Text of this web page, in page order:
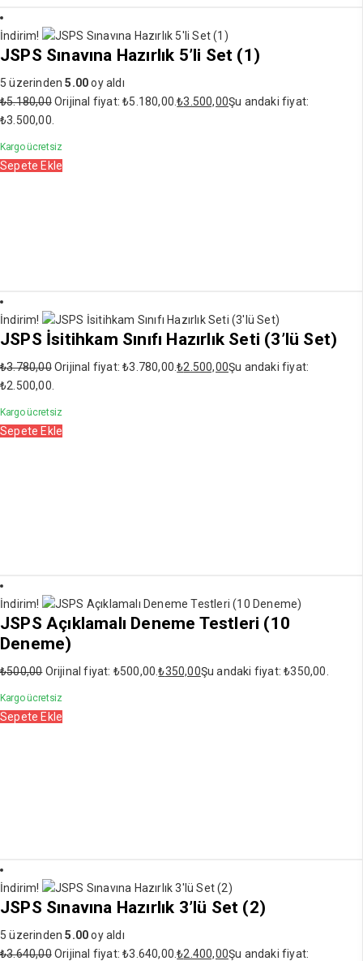
İndirim!
JSPS Sınavına Hazırlık 5’li Set (1)
5 üzerinden5.00oy aldı
₺5.180,00 Orijinal fiyat: ₺5.180,00.₺3.500,00Şu andaki fiyat:
₺3.500,00.
Kargo ücretsiz
Sepete Ekle
İndirim!
JSPS İsitihkam Sınıfı Hazırlık Seti (3’lü Set)
₺3.780,00 Orijinal fiyat: ₺3.780,00.₺2.500,00Şu andaki fiyat:
₺2.500,00.
Kargo ücretsiz
Sepete Ekle
İndirim!
JSPS Açıklamalı Deneme Testleri (10
Deneme)
₺500,00 Orijinal fiyat: ₺500,00.₺350,00Şu andaki fiyat: ₺350,00.
Kargo ücretsiz
Sepete Ekle
İndirim!
JSPS Sınavına Hazırlık 3’lü Set (2)
5 üzerinden5.00oy aldı
₺3.640,00 Orijinal fiyat: ₺3.640,00.₺2.400,00Şu andaki fiyat: